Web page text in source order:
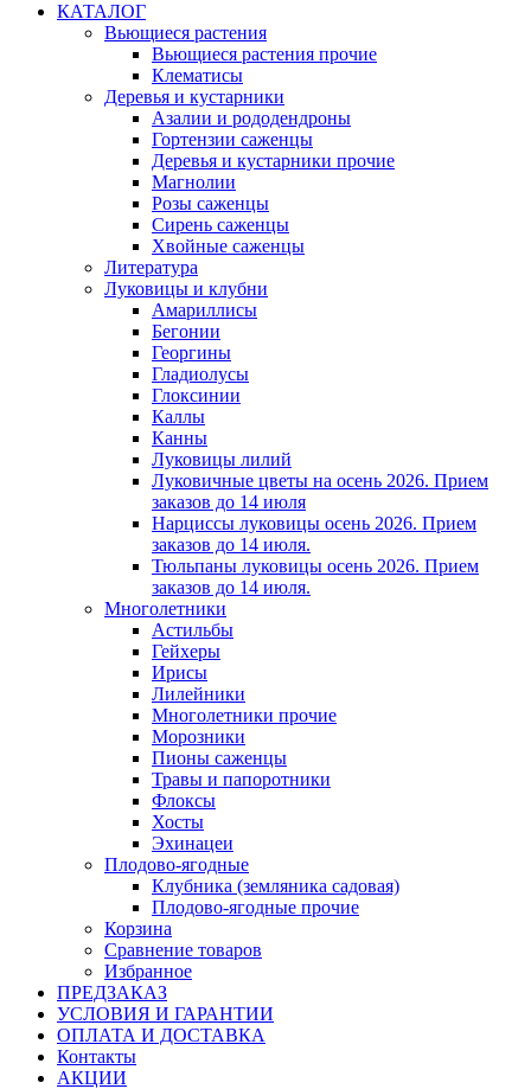
КАТАЛОГ
Вьющиеся растения
Вьющиеся растения прочие
Клематисы
Деревья и кустарники
Азалии и рододендроны
Гортензии саженцы
Деревья и кустарники прочие
Магнолии
Розы саженцы
Сирень саженцы
Хвойные саженцы
Литература
Луковицы и клубни
Амариллисы
Бегонии
Георгины
Гладиолусы
Глоксинии
Каллы
Канны
Луковицы лилий
Луковичные цветы на осень 2026. Прием
заказов до 14 июля
Нарциссы луковицы осень 2026. Прием
заказов до 14 июля.
Тюльпаны луковицы осень 2026. Прием
заказов до 14 июля.
Многолетники
Астильбы
Гейхеры
Ирисы
Лилейники
Многолетники прочие
Морозники
Пионы саженцы
Травы и папоротники
Флоксы
Хосты
Эхинацеи
Плодово-ягодные
Клубника (земляника садовая)
Плодово-ягодные прочие
Корзина
Сравнение товаров
Избранное
ПРЕДЗАКАЗ
УСЛОВИЯ И ГАРАНТИИ
ОПЛАТА И ДОСТАВКА
Контакты
АКЦИИ